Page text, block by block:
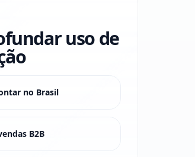
uso de
no Brasil
B2B